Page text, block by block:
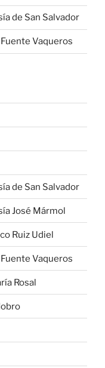
de San Salvador
Vaqueros
de San Salvador
José Mármol
Ruiz Udiel
Vaqueros
Rosal